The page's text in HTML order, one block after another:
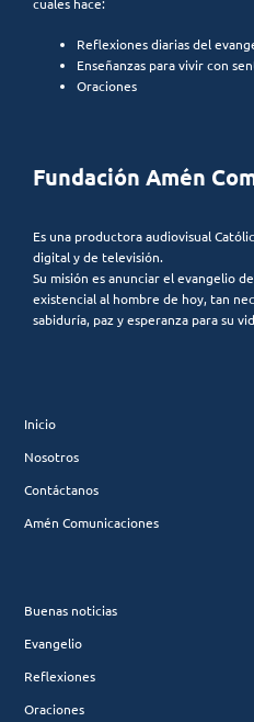
Reflexiones diarias del
Enseñanzas para vivir con
Oraciones
Fundación Amén
Es una productora audiovisual
digital y de televisión.
Su misión es anunciar el evangelio
existencial al hombre de hoy, tan
sabiduría, paz y esperanza para su
Inicio
Nosotros
Contáctanos
Amén Comunicaciones
Buenas noticias
Evangelio
Reflexiones
Oraciones